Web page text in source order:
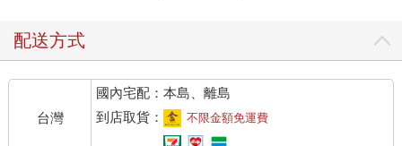
了，還把十根手指一根根地切下來殺害，那已經不是正常人能做
我臉色鐵青地凝視著手機畫面。
日向姐傳來訊息。
「沒有找到被害人的手指這點好可怕啊。」
「啊，我剛才也在留言板看到相同的想法。」
配送方式
台灣
國內宅配：本島、離島
到店取貨：
不限金額免運費